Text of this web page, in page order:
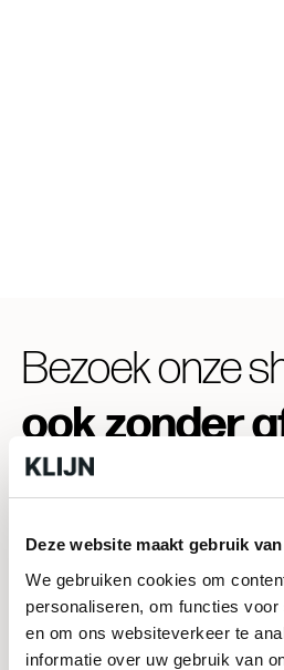
Deze website maakt gebruik
We gebruiken cookies om
personaliseren, om functies
en om ons websiteverkeer te
informatie over uw gebruik van
Bezoek onze
ook zonder
mogelijk!
een ruim assortiment aan
wandtegels en
meer dan 100 soorten
mozaïeksoorten,